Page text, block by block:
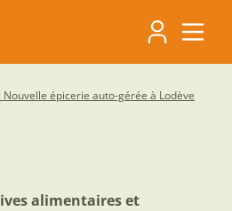
Nouvelle épicerie auto-gérée à Lodève
alimentaires et